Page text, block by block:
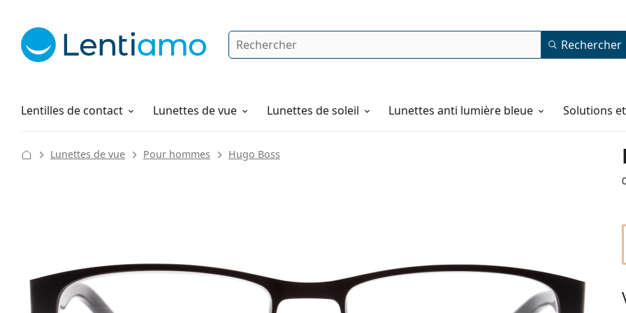
Rechercher Rechercher
Lentilles de contact
Produits d'entretien Lunettes de vue Lunettes de soleil Lunettes anti lumière bleue Solutions
Comment commander
Lunettes de vue Pour hommes Hugo Boss